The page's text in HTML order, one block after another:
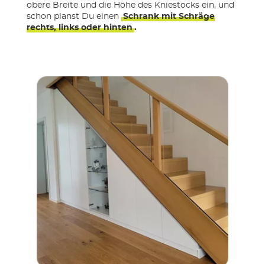
obere Breite und die Höhe des Kniestocks ein, und
schon planst Du einen Schrank mit Schräge
rechts, links oder hinten .